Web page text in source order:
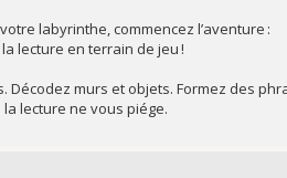
labyrinthe, commencez l’aventure :
lecture en terrain de jeu !
Décodez murs et objets. Formez des
lecture ne vous piége.